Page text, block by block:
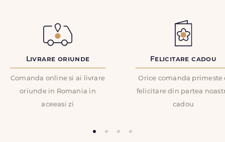
Livrare oriunde
Comanda online si ai livrare
oriunde in Romania in
aceeasi zi
Felicitare cadou
Orice comanda primeste
felicitare din partea
cadou